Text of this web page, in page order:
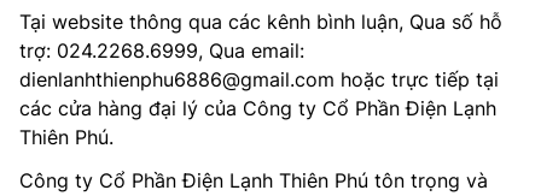
Tại website thông qua các kênh bình luận, Qua số hỗ
trợ: 024.2268.6999, Qua email:
dienlanhthienphu6886@gmail.com hoặc trực tiếp tại
các cửa hàng đại lý của Công ty Cổ Phần Điện Lạnh
Thiên Phú.
Công ty Cổ Phần Điện Lạnh Thiên Phú tôn trọng và